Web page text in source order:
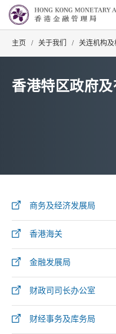
主页 / 关于我们 / 关连机构及
香港特区政府
商务及经济发展局
香港海关
金融发展局
财政司司长办公室
财经事务及库务局